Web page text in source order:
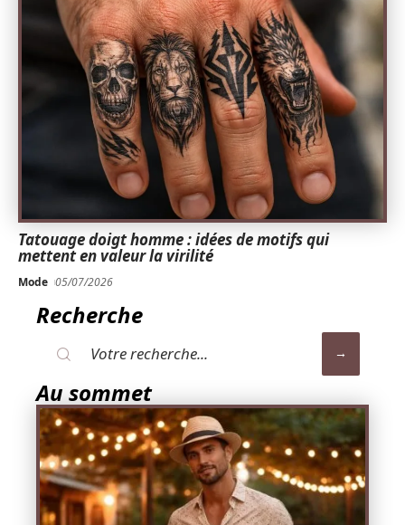
Tatouage doigt homme : idées de motifs qui
mettent en valeur la virilité
Mode 05/07/2026
Recherche
Au sommet